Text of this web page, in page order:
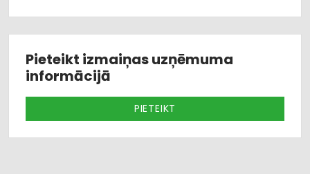
Pieteikt izmaiņas uzņēmuma
informācijā
PIETEIKT